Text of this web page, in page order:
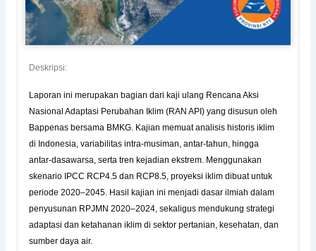
Deskripsi:
Laporan ini merupakan bagian dari kaji ulang Rencana Aksi
Nasional Adaptasi Perubahan Iklim (RAN API) yang disusun oleh
Bappenas bersama BMKG. Kajian memuat analisis historis iklim
di Indonesia, variabilitas intra-musiman, antar-tahun, hingga
antar-dasawarsa, serta tren kejadian ekstrem. Menggunakan
skenario IPCC RCP4.5 dan RCP8.5, proyeksi iklim dibuat untuk
periode 2020–2045. Hasil kajian ini menjadi dasar ilmiah dalam
penyusunan RPJMN 2020–2024, sekaligus mendukung strategi
adaptasi dan ketahanan iklim di sektor pertanian, kesehatan, dan
sumber daya air.